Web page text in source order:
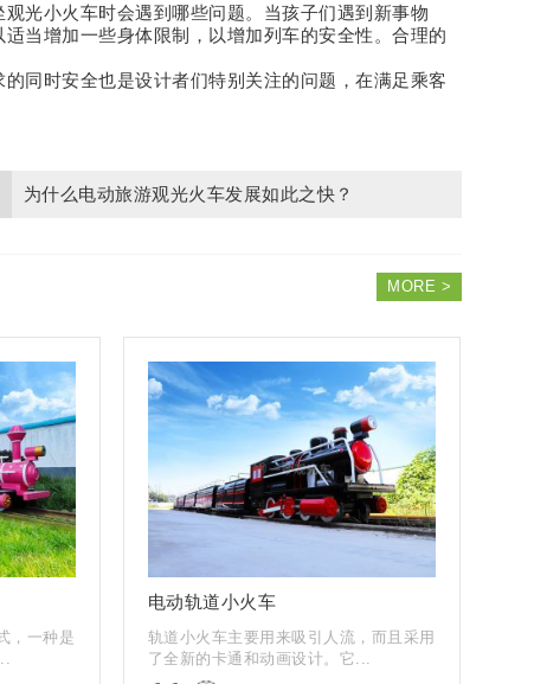
光小火车时会遇到哪些问题。当孩子们遇到新事物
当增加一些身体限制，以增加列车的安全性。合理的
同时安全也是设计者们特别关注的问题，在满足乘客
为什么电动旅游观光火车发展如此之快？
MORE >
，一种是
电动轨道小火车
轨道小火车主要用来吸引人流，而且采用
了全新的卡通和动画设计。它...